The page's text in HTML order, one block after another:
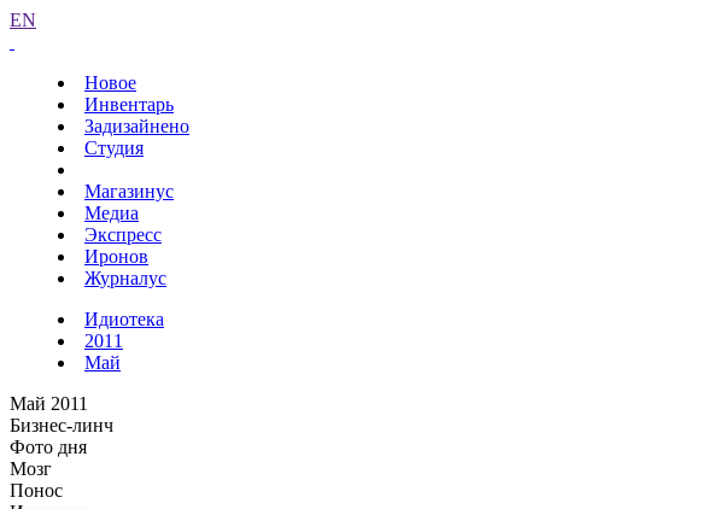
EN
Новое
Инвентарь
Задизайнено
Студия
Магазинус
Медиа
Экспресс
Иронов
Журналус
Идиотека
2011
Май
Май 2011
Бизнес-линч
Фото дня
Мозг
Понос